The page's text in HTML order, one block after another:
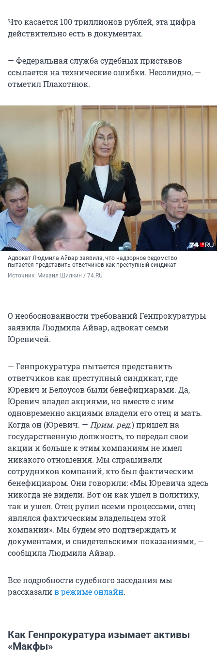
Что касается 100 триллионов рублей, эта цифра
действительно есть в документах.
— Федеральная служба судебных приставов
ссылается на технические ошибки. Несолидно, —
отметил Плахотнюк.
Адвокат Людмила Айвар заявила, что надзорное ведомство
пытается представить ответчиков как преступный синдикат
Источник: Михаил Шилкин / 74.RU
О необоснованности требований Генпрокуратуры
заявила Людмила Айвар, адвокат семьи
Юревичей.
— Генпрокуратура пытается представить
ответчиков как преступный синдикат, где
Юревич и Белоусов были бенефициарами. Да,
Юревич владел акциями, но вместе с ним
одновременно акциями владели его отец и мать.
Когда он (Юревич. — Прим. ред.) пришел на
государственную должность, то передал свои
акции и больше к этим компаниям не имел
никакого отношения. Мы спрашивали
сотрудников компаний, кто был фактическим
бенефициаром. Они говорили: «Мы Юревича здесь
никогда не видели. Вот он как ушел в политику,
так и ушел. Отец рулил всеми процессами, отец
являлся фактическим владельцем этой
компании». Мы будем это подтверждать и
документами, и свидетельскими показаниями, —
сообщила Людмила Айвар.
Все подробности судебного заседания мы
рассказалив режиме онлайн.
Как Генпрокуратура изымает активы
«Макфы»